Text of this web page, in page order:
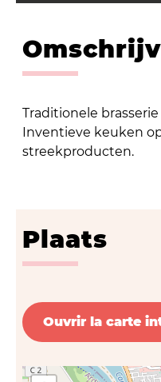
Traditionele
Inventieve keuken
streekproducten.
Plaats
Ouvrir la carte